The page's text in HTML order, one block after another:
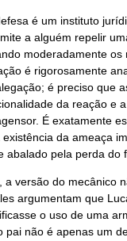
é um instituto
a alguém repelir
moderadamente os
é rigorosamente
é preciso que
da reação e
É exatamente
da ameaça
abalado pela perda do
a versão do mecânico
argumentam que
o uso de uma
pai não é apenas um